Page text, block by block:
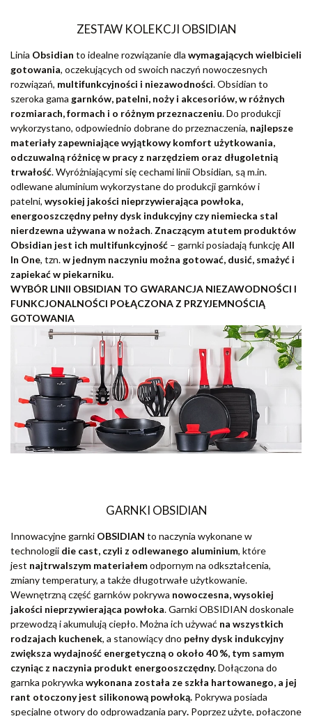
ZESTAW KOLEKCJI OBSIDIAN
Linia Obsidian to idealne rozwiązanie dla wymagających wielbicieli
gotowania, oczekujących od swoich naczyń nowoczesnych
rozwiązań, multifunkcyjności i niezawodności. Obsidian to
szeroka gama garnków, patelni, noży i akcesoriów, w różnych
rozmiarach, formach i o różnym przeznaczeniu. Do produkcji
wykorzystano, odpowiednio dobrane do przeznaczenia, najlepsze
materiały zapewniające wyjątkowy komfort użytkowania,
odczuwalną różnicę w pracy z narzędziem oraz długoletnią
trwałość. Wyróżniającymi się cechami linii Obsidian, są m.in.
odlewane aluminium wykorzystane do produkcji garnków i
patelni, wysokiej jakości nieprzywierająca powłoka,
energooszczędny pełny dysk indukcyjny czy niemiecka stal
nierdzewna używana w nożach. Znaczącym atutem produktów
Obsidian jest ich multifunkcyjność – garnki posiadają funkcjęAll
In One, tzn.w jednym naczyniu można gotować, dusić, smażyć i
zapiekać w piekarniku.
WYBÓR LINII OBSIDIAN TO GWARANCJA NIEZAWODNOŚCI I
FUNKCJONALNOŚCI POŁĄCZONA Z PRZYJEMNOŚCIĄ
GOTOWANIA
GARNKI OBSIDIAN
Innowacyjne garnki OBSIDIAN to naczynia wykonane w
technologii die cast, czyli z odlewanego aluminium, które
jest najtrwalszym materiałemodpornym na odkształcenia,
zmiany temperatury, a także długotrwałe użytkowanie.
Wewnętrzną część garnków pokrywa nowoczesna,wysokiej
jakości nieprzywierająca powłoka. Garnki OBSIDIAN doskonale
przewodzą i akumulują ciepło. Można ich używać na wszystkich
rodzajach kuchenek, a stanowiący dno pełny dysk indukcyjny
zwiększa wydajność energetyczną o około 40 %, tym samym
czyniąc z naczynia produkt energooszczędny.Dołączona do
garnka pokrywka wykonana została ze szkła hartowanego, a jej
rant otoczony jest silikonową powłoką. Pokrywa posiada
specjalne otwory do odprowadzania pary. Poprzez użyte, połączone